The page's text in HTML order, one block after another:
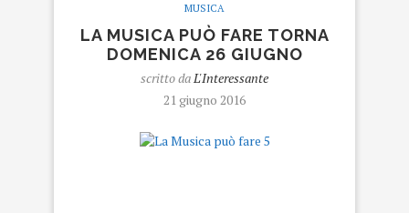
MUSICA
LA MUSICA PUÒ FARE TORNA
DOMENICA 26 GIUGNO
scritto da L'Interessante
21 giugno 2016